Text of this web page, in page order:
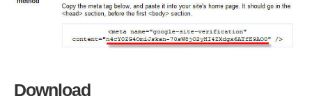
Download